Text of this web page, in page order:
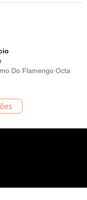
Do Flamengo Octa